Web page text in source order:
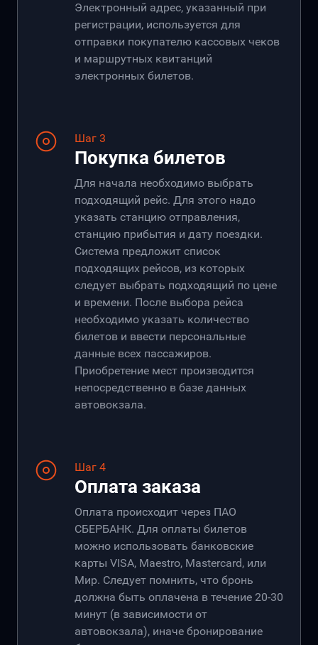
Электронный адрес, указанный при
регистрации, используется для
отправки покупателю кассовых чеков
и маршрутных квитанций
электронных билетов.
Шаг 3
Покупка билетов
Для начала необходимо выбрать
подходящий рейс. Для этого надо
указать станцию отправления,
станцию прибытия и дату поездки.
Система предложит список
подходящих рейсов, из которых
следует выбрать подходящий по цене
и времени. После выбора рейса
необходимо указать количество
билетов и ввести персональные
данные всех пассажиров.
Приобретение мест производится
непосредственно в базе данных
автовокзала.
Шаг 4
Оплата заказа
Оплата происходит через ПАО
СБЕРБАНК. Для оплаты билетов
можно использовать банковские
карты VISA, Maestro, Mastercard, или
Мир. Следует помнить, что бронь
должна быть оплачена в течение 20-30
минут (в зависимости от
автовокзала), иначе бронирование